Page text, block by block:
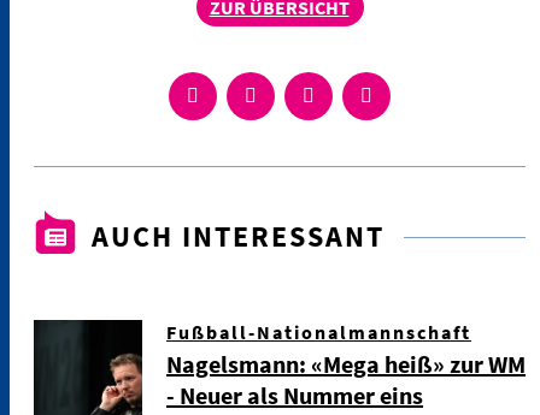
ZUR ÜBERSICHT
AUCH INTERESSANT
Fußball-Nationalmannschaft
Nagelsmann: «Mega heiß» zur WM
- Neuer als Nummer eins